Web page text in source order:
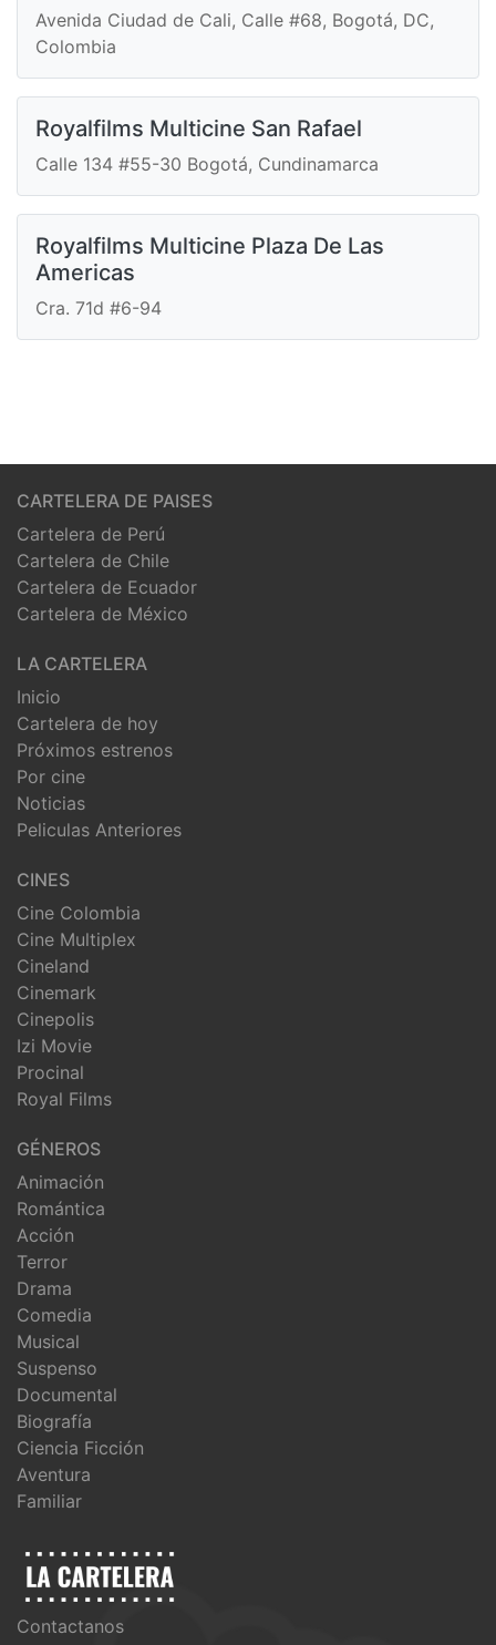
Avenida Ciudad de Cali, Calle #68, Bogotá, DC,
Colombia
Royalfilms Multicine San Rafael
Calle 134 #55-30 Bogotá, Cundinamarca
Royalfilms Multicine Plaza De Las
Americas
Cra. 71d #6-94
CARTELERA DE PAISES
Cartelera de Perú
Cartelera de Chile
Cartelera de Ecuador
Cartelera de México
LA CARTELERA
Inicio
Cartelera de hoy
Próximos estrenos
Por cine
Noticias
Peliculas Anteriores
CINES
Cine Colombia
Cine Multiplex
Cineland
Cinemark
Cinepolis
Izi Movie
Procinal
Royal Films
GÉNEROS
Animación
Romántica
Acción
Terror
Drama
Comedia
Musical
Suspenso
Documental
Biografía
Ciencia Ficción
Aventura
Familiar
Contactanos